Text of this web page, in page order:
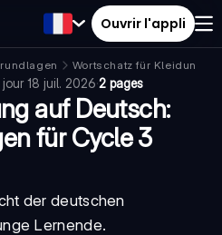
Ouvrir l'appli
Wortschatz für Kleidung
jour18 juil. 2026·2 pages
auf Deutsch:
für Cycle 3
der deutschen
Lernende.